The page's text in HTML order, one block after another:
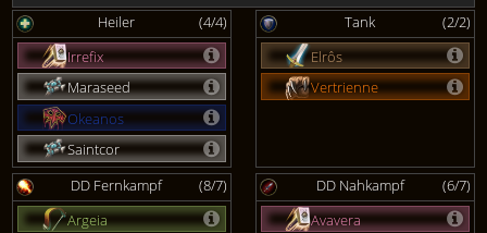
Heiler
(4/4)
Irrefix
Maraseed
Okeanos
Saintcor
Tank
(2/2)
Elrôs
Vertrienne
DD Fernkampf
(8/7)
Argeia
DD Nahkampf
(6/7)
Avavera